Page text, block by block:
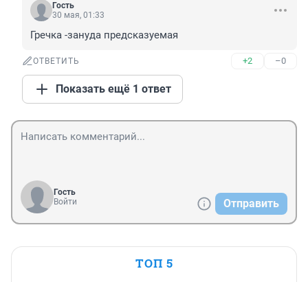
Гость
30 мая, 01:33
Гречка -зануда предсказуемая
ОТВЕТИТЬ +2 –0
Показать ещё 1 ответ
Гость
Войти
Отправить
ТОП 5